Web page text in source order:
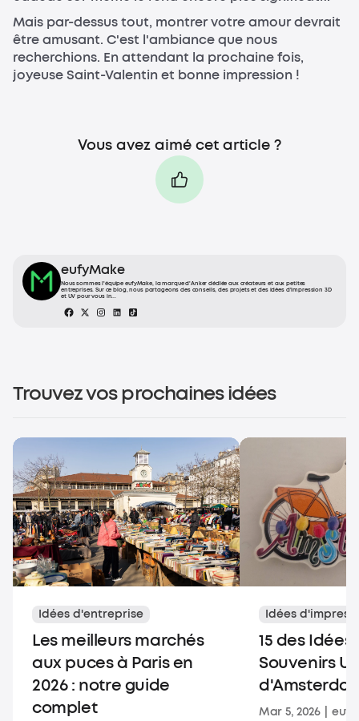
Mais par-dessus tout, montrer votre amour devrait
être amusant. C'est l'ambiance que nous
recherchions. En attendant la prochaine fois,
joyeuse Saint-Valentin et bonne impression !
Vous avez aimé cet article ?
eufyMake
Nous sommes l'équipe eufyMake, la marque d'Anker dédiée aux créateurs et aux petites
entreprises. Sur ce blog, nous partageons des conseils, des projets et des idées d'impression 3D
et UV pour vous in...
Trouvez vos prochaines idées
Idées d'entreprise
Les meilleurs marchés
aux puces à Paris en
2026 : notre guide
complet
Idées
15 des Idées
Souvenirs
Mar 5, 2026